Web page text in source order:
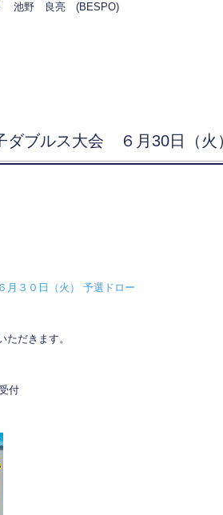
池野 良亮 (BESPO)
ダブルス大会 ６月30日（火
３０日（火） 予選ドロー
ただきます。
付